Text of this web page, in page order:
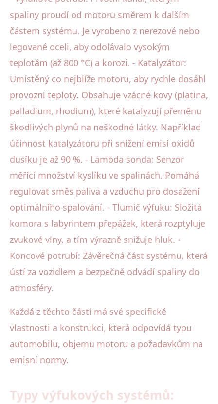
spaliny proudí od motoru směrem k dalším
částem systému. Je vyrobeno z nerezové nebo
legované oceli, aby odolávalo vysokým
teplotám (až 800 °C) a korozi. - Katalyzátor:
Umístěný co nejblíže motoru, aby rychle dosáhl
provozní teploty. Obsahuje vzácné kovy (platina,
palladium, rhodium), které katalyzují přeměnu
škodlivých plynů na neškodné látky. Například
účinnost katalyzátoru při snížení emisí oxidů
dusíku je až 90 %. - Lambda sonda: Senzor
měřící množství kyslíku ve spalinách. Pomáhá
regulovat směs paliva a vzduchu pro dosažení
optimálního spalování. - Tlumič výfuku: Složitá
komora s labyrintem přepážek, která rozptyluje
zvukové vlny, a tím výrazně snižuje hluk. -
Koncové potrubí: Závěrečná část systému, která
ústí za vozidlem a bezpečně odvádí spaliny do
atmosféry.
Každá z těchto částí má své specifické
vlastnosti a konstrukci, která odpovídá typu
automobilu, objemu motoru a požadavkům na
emisní normy.
Typy výfukových systémů: